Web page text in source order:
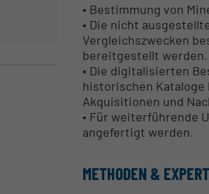
• Bestimmung von
• Die nicht
Vergleichszwecken
bereitgestellt werden.
• Die digitalisierten
historischen Kataloge
Akquisitionen und
• Für weiterführende
angefertigt werden.
METHODEN &